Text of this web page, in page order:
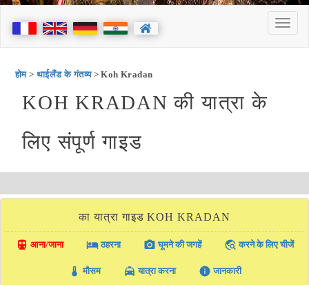
होम>थाईलैंड के गंतव्य> Koh Kradan
KOH KRADAN की यात्रा के
लिए संपूर्ण गाइड
का यात्रा गाइड KOH KRADAN
directions_transit आना/जाना local_hotelठहरना photo_camera घूमने की जगहें travel_explore करने के लिए चीजें
thermostat मौसम local_taxi यात्रा करना info जानकारी